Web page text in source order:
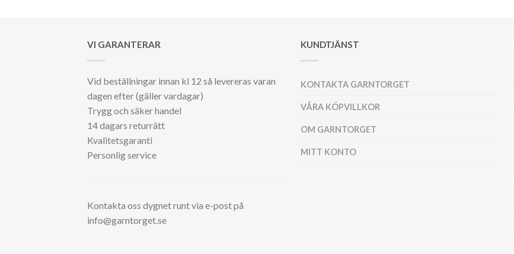
VI GARANTERAR
Vid beställningar innan kl 12 så levereras varan
dagen efter (gäller vardagar)
Trygg och säker handel
14 dagars returrätt
Kvalitetsgaranti
Personlig service
Kontakta oss dygnet runt via e-post på
info@garntorget.se
KUNDTJÄNST
KONTAKTA GARNTORGET
VÅRA KÖPVILLKOR
OM GARNTORGET
MITT KONTO